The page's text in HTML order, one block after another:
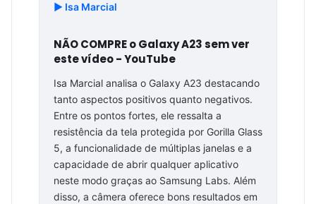
▶️ Isa Marcial
NÃO COMPRE o Galaxy A23 sem ver
este vídeo - YouTube
Isa Marcial analisa o Galaxy A23 destacando
tanto aspectos positivos quanto negativos.
Entre os pontos fortes, ele ressalta a
resistência da tela protegida por Gorilla Glass
5, a funcionalidade de múltiplas janelas e a
capacidade de abrir qualquer aplicativo
neste modo graças ao Samsung Labs. Além
disso, a câmera oferece bons resultados em